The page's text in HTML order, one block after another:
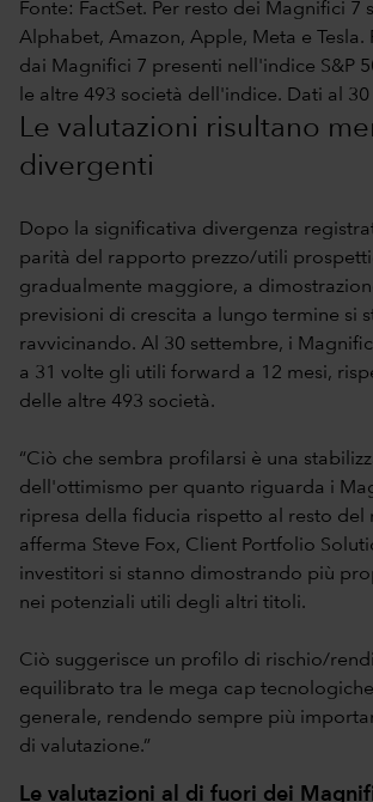
Fonte: FactSet. Per resto dei Magnifici 7
Alphabet, Amazon, Apple, Meta e Tesla.
dai Magnifici 7 presenti nell'indice S&P
le altre 493 società dell'indice. Dati al
Le valutazioni risultano
divergenti
Dopo la significativa divergenza
parità del rapporto prezzo/utili
gradualmente maggiore, a
previsioni di crescita a lungo termine si
ravvicinando. Al 30 settembre, i
a 31 volte gli utili forward a 12 mesi,
delle altre 493 società.
“Ciò che sembra profilarsi è una
dell'ottimismo per quanto riguarda i
ripresa della fiducia rispetto al resto del
afferma Steve Fox, Client Portfolio
investitori si stanno dimostrando più
nei potenziali utili degli altri titoli.
Ciò suggerisce un profilo di rischio/
equilibrato tra le mega cap
generale, rendendo sempre più
di valutazione.”
Le valutazioni al di fuori dei